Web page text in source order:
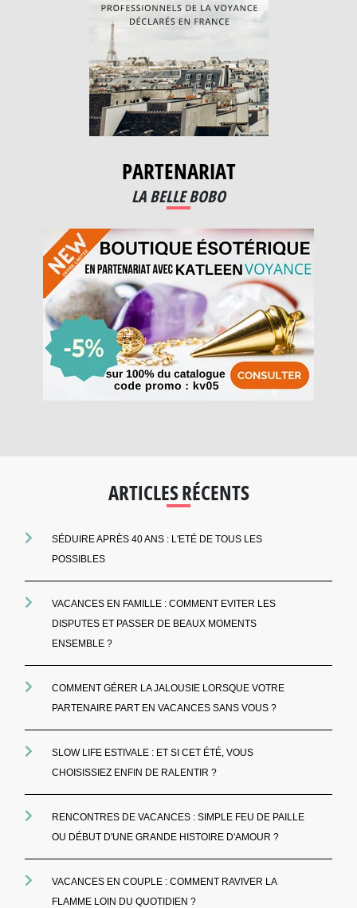
PARTENARIAT
LA BELLE BOBO
ARTICLES RÉCENTS
SÉDUIRE APRÈS 40 ANS : L'ETÉ DE TOUS LES
POSSIBLES
VACANCES EN FAMILLE : COMMENT EVITER LES
DISPUTES ET PASSER DE BEAUX MOMENTS
ENSEMBLE ?
COMMENT GÉRER LA JALOUSIE LORSQUE VOTRE
PARTENAIRE PART EN VACANCES SANS VOUS ?
SLOW LIFE ESTIVALE : ET SI CET ÉTÉ, VOUS
CHOISISSIEZ ENFIN DE RALENTIR ?
RENCONTRES DE VACANCES : SIMPLE FEU DE PAILLE
OU DÉBUT D'UNE GRANDE HISTOIRE D'AMOUR ?
VACANCES EN COUPLE : COMMENT RAVIVER LA
FLAMME LOIN DU QUOTIDIEN ?